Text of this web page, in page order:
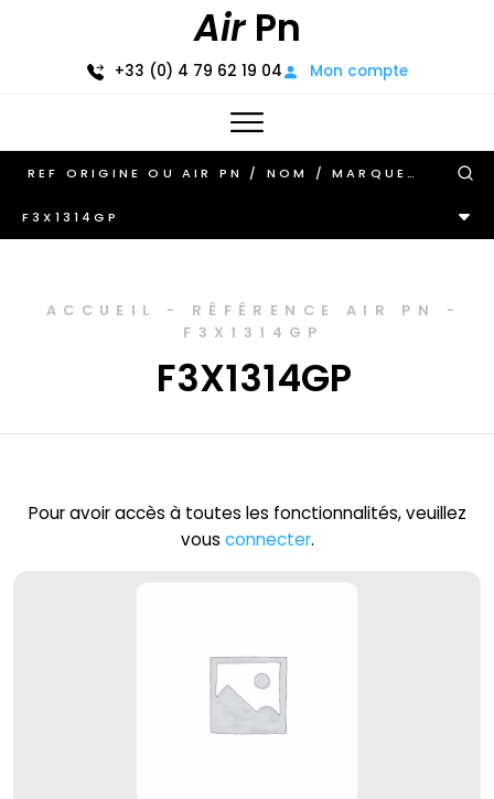
AirPn
+33 (0) 4 79 62 19 04 Mon compte
F3X1314GP
ACCUEIL - RÉFÉRENCE AIR PN
-
F3X1314GP
F3X1314GP
Pour avoir accès à toutes les fonctionnalités, veuillez
vous connecter.